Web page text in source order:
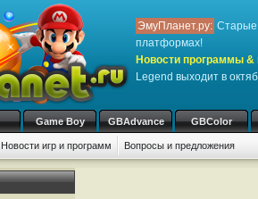
ЭмуПланет.ру: Старые
платформах!
Новости программы &
Legend выходит в
Game Boy GBAdvance GBColor
Новости игр и программ Вопросы и предложения